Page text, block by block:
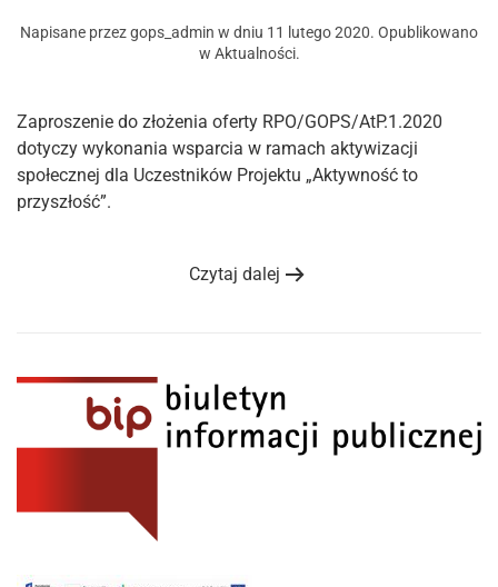
Napisane przezgops_admin w dniu 11 lutego 2020. Opublikowano
w Aktualności.
Zaproszenie do złożenia oferty RPO/GOPS/AtP.1.2020
dotyczy wykonania wsparcia w ramach aktywizacji
społecznej dla Uczestników Projektu „Aktywność to
przyszłość”.
Czytaj dalej